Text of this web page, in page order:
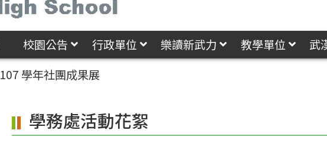
校園公告 行政單位 樂讀新武力 教學單位 武
107 學年社團成果展
學務處活動花絮